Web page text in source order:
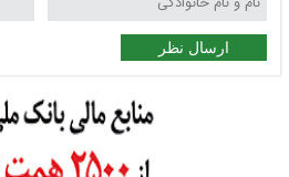
ارسال نظر